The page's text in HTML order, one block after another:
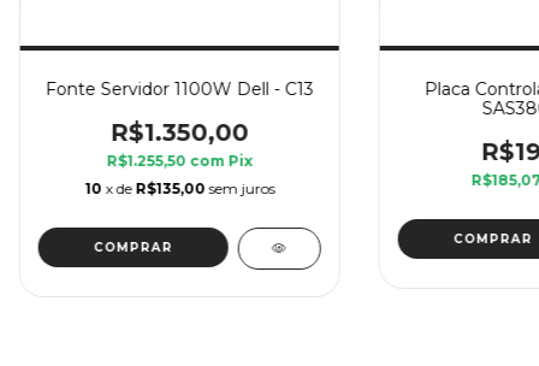
Fonte Servidor 1100W Dell - C13
R$1.350,00
R$1.255,50 com Pix
10 x de R$135,00 sem juros
Placa